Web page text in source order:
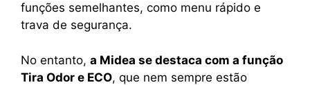
funções semelhantes, como menu rápido e
trava de segurança.
No entanto, a Midea se destaca com a função
Tira Odor e ECO, que nem sempre estão